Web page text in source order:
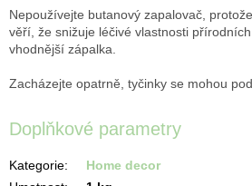
Nepoužívejte butanový zapalovač,
věří, že snižuje léčivé vlastnosti
vhodnější zápalka.
Zacházejte opatrně, tyčinky se mohou
Doplňkové parametry
Kategorie:
Home decor